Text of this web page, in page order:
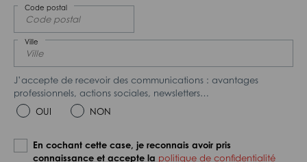
Code postal
Ville
J’accepte de recevoir des communications : avantages
professionnels, actions sociales, newsletters…
OUI
NON
En cochant cette case, je reconnais avoir pris
connaissance et accepte la politique de confidentialité